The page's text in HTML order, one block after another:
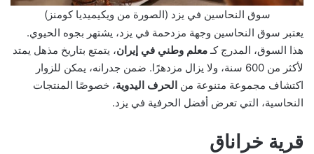
سوق النحاسين في يزد (الصورة من ويكيميديا كومنز)
يعتبر سوق النحاسين وجهة مزدحمة في يزد، يشتهر بجوه الحيوي.
هذا السوق، المدرج كـ معلم وطني في إيران، يتمتع بتاريخ مذهل يمتد
لأكثر من 600 سنة، ولا يزال مزدهرًا. ضمن جدرانه، يمكن للزوار
اكتشاف مجموعة متنوعة من الحرف اليدوية، خصوصًا المنتجات
النحاسية، التي تعرض أفضل الحرفية في يزد.
قرية خراناق